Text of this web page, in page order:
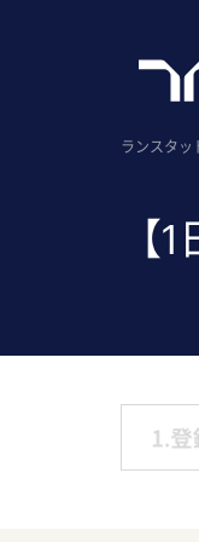
ランスタッ
【